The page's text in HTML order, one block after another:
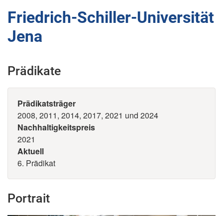
Friedrich-Schiller-Universität
Jena
Prädikate
Prädikatsträger
2008, 2011, 2014, 2017, 2021 und 2024
Nachhaltigkeitspreis
2021
Aktuell
6. Prädikat
Portrait